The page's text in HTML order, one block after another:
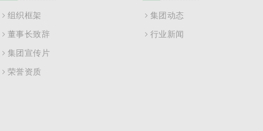
组织框架
董事长致辞
集团宣传片
荣誉资质
集团动态
行业新闻